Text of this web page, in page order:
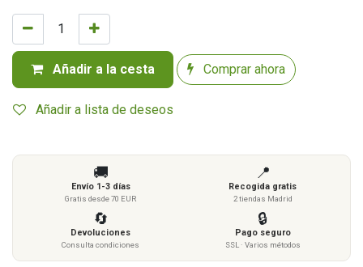
Añadir a la cesta Comprar ahora
Añadir a lista de deseos
🚚
Envío 1-3 días
Gratis desde 70 EUR
📍
Recogida gratis
2 tiendas Madrid
🔄
Devoluciones
Consulta condiciones
🔒
Pago seguro
SSL · Varios métodos